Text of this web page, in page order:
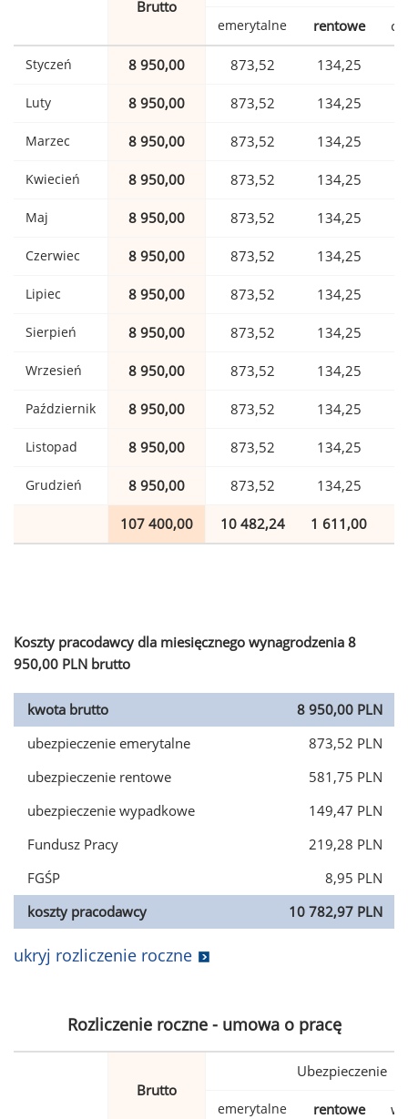
Brutto
emerytalne rentowe
Styczeń 8 950,00 873,52 134,25
Luty 8 950,00 873,52 134,25
Marzec 8 950,00 873,52 134,25
Kwiecień 8 950,00 873,52 134,25
Maj 8 950,00 873,52 134,25
Czerwiec 8 950,00 873,52 134,25
Lipiec 8 950,00 873,52 134,25
Sierpień 8 950,00 873,52 134,25
Wrzesień 8 950,00 873,52 134,25
Październik 8 950,00 873,52 134,25
Listopad 8 950,00 873,52 134,25
Grudzień 8 950,00 873,52 134,25
107 400,00 10 482,24 1 611,00
Koszty pracodawcy dla miesięcznego wynagrodzenia 8
950,00 PLN brutto
kwota brutto
8 950,00 PLN
ubezpieczenie emerytalne
873,52 PLN
ubezpieczenie rentowe
581,75 PLN
ubezpieczenie wypadkowe
149,47 PLN
Fundusz Pracy
219,28 PLN
FGŚP
8,95 PLN
koszty pracodawcy
10 782,97 PLN
ukryj rozliczenie roczne
Rozliczenie roczne - umowa o pracę
Brutto
Ubezpieczenie
emerytalne rentowe